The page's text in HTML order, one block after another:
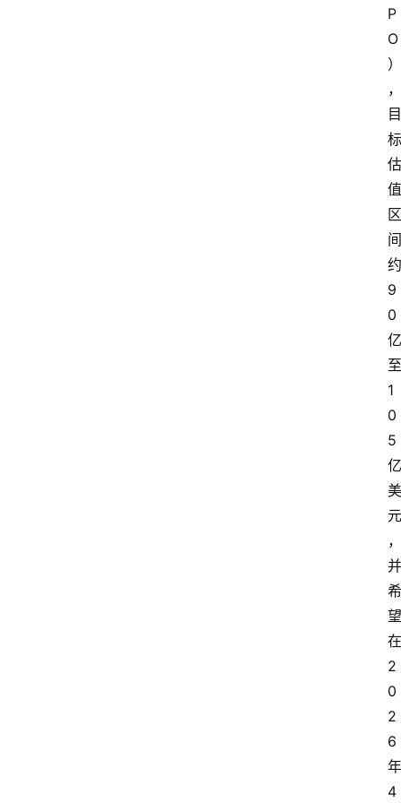
P
O
）
，
目
标
估
值
区
间
约
9
0
亿
至
1
0
5
亿
美
元
，
并
希
望
在
2
0
2
6
年
4